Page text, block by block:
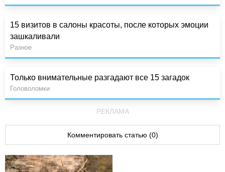
15 визитов в салоны красоты, после которых эмоции
зашкаливали
Разное
Только внимательные разгадают все 15 загадок
Головоломки
РЕКЛАМА
Комментировать статью (0)